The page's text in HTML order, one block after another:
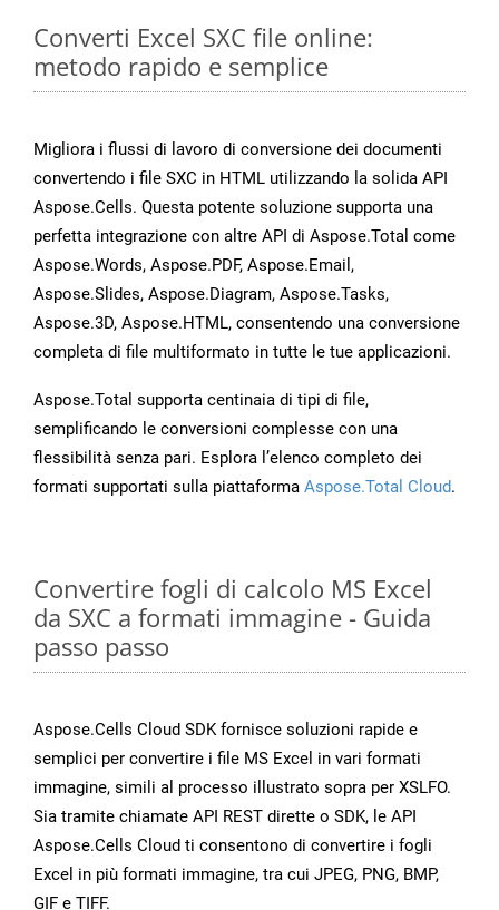
Converti Excel SXC file online:
metodo rapido e semplice
Migliora i flussi di lavoro di conversione dei documenti
convertendo i file SXC in HTML utilizzando la solida API
Aspose.Cells. Questa potente soluzione supporta una
perfetta integrazione con altre API di Aspose.Total come
Aspose.Words, Aspose.PDF, Aspose.Email,
Aspose.Slides, Aspose.Diagram, Aspose.Tasks,
Aspose.3D, Aspose.HTML, consentendo una conversione
completa di file multiformato in tutte le tue applicazioni.
Aspose.Total supporta centinaia di tipi di file,
semplificando le conversioni complesse con una
flessibilità senza pari. Esplora l’elenco completo dei
formati supportati sulla piattaforma Aspose.Total Cloud.
Convertire fogli di calcolo MS Excel
da SXC a formati immagine - Guida
passo passo
Aspose.Cells Cloud SDK fornisce soluzioni rapide e
semplici per convertire i file MS Excel in vari formati
immagine, simili al processo illustrato sopra per XSLFO.
Sia tramite chiamate API REST dirette o SDK, le API
Aspose.Cells Cloud ti consentono di convertire i fogli
Excel in più formati immagine, tra cui JPEG, PNG, BMP,
GIF e TIFF.